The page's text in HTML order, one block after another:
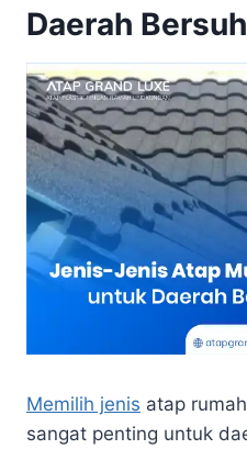
Daerah
Memilih jenis atap
sangat penting untuk